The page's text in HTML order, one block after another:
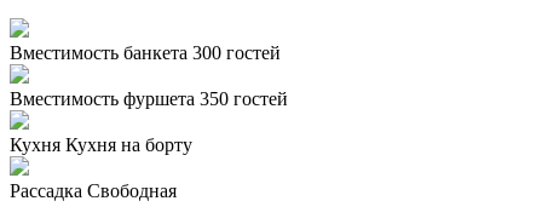
Вместимость банкета 300 гостей
Вместимость фуршета 350 гостей
Кухня Кухня на борту
Рассадка Свободная